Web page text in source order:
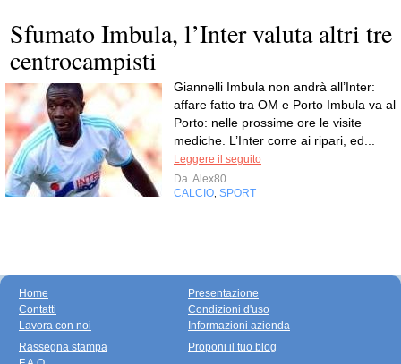
Sfumato Imbula, l’Inter valuta altri tre
centrocampisti
Giannelli Imbula non andrà all’Inter:
affare fatto tra OM e Porto Imbula va al
Porto: nelle prossime ore le visite
mediche. L’Inter corre ai ripari, ed...
Leggere il seguito
Da Alex80
CALCIO SPORT
Home
Contatti
Lavora con noi
Presentazione
Condizioni d'uso
Informazioni azienda
Rassegna stampa
Proponi il tuo blog